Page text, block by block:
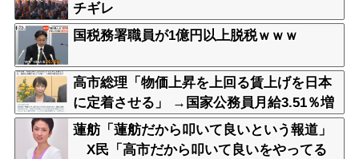
チギレ
国税務署職員が1億円以上脱税ｗｗｗ
高市総理「物価上昇を上回る賃上げを日本
に定着させる」 →国家公務員月給3.51％増
へ 人事院の勧告を受け
蓮舫「蓮舫だから叩いて良いという報道」
X民「高市だから叩いて良いをやってる